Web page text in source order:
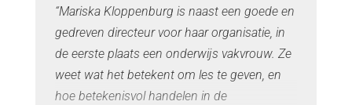
hulpmiddelen die Mariska mij gegeven heeft.
Tot op heden teer ik op het vertrouwen in
mijzelf dat groeide doordat zij de groei vanuit
mijzelf liet komen.”
“Mariska Kloppenburg is naast een goede en
gedreven directeur voor haar organisatie, in
de eerste plaats een onderwijs vakvrouw. Ze
weet wat het betekent om les te geven, en
hoe betekenisvol handelen in de